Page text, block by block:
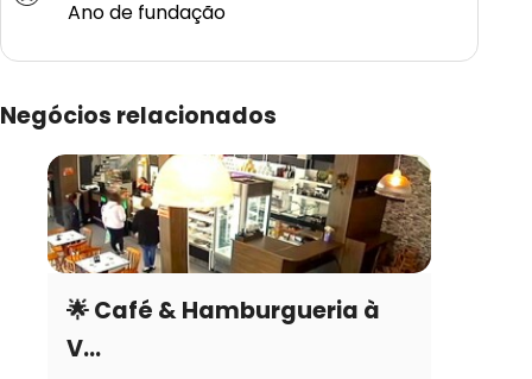
Ano de fundação
Negócios relacionados
🌟 Café & Hamburgueria à
V...